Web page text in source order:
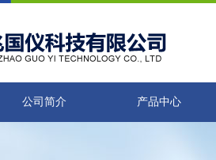
公司简介 产品中心